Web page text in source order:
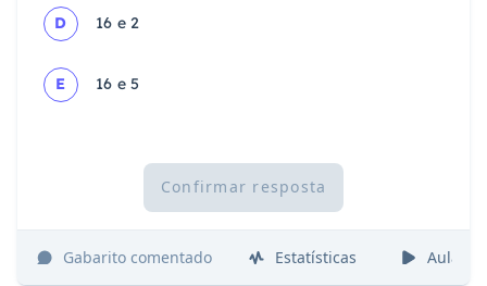
D 16 e 2
E 16 e 5
Confirmar resposta
Gabarito comentado Estatísticas Aulas